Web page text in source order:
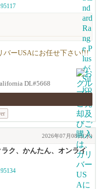
バーUSAにお任せ下さい!!!
DL#5668
2026年07月08日(水)
ラク、かんたん、オンライ